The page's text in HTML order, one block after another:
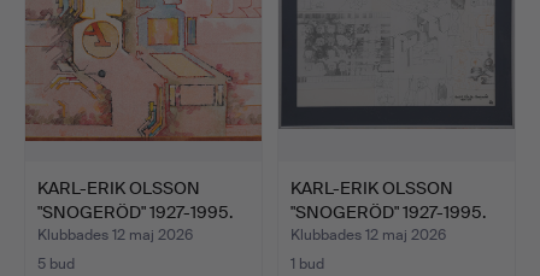
KARL-ERIK OLSSON
"SNOGERÖD" 1927-1995.
OLJ…
Klubbades 12 maj 2026
5 bud
KARL-ERIK OLSSON
"SNOGERÖD" 1927-1995.
GRA…
Klubbades 12 maj 2026
1 bud